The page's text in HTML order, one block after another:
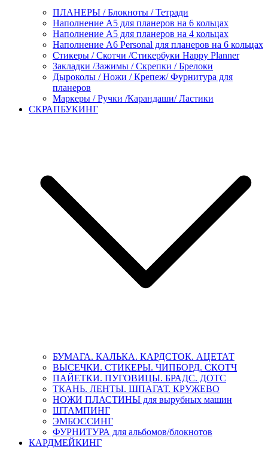
ПЛАНЕРЫ / Блокноты / Тетради
Наполнение А5 для планеров на 6 кольцах
Наполнение А5 для планеров на 4 кольцах
Наполнение А6 Personal для планеров на 6 кольцах
Стикеры / Скотчи /Стикербуки Happy Planner
Закладки /Зажимы / Скрепки / Брелоки
Дыроколы / Ножи / Крепеж/ Фурнитура для
планеров
Маркеры / Ручки /Карандаши/ Ластики
СКРАПБУКИНГ
БУМАГА. КАЛЬКА. КАРДСТОК. АЦЕТАТ
ВЫСЕЧКИ. СТИКЕРЫ. ЧИПБОРД. СКОТЧ
ПАЙЕТКИ. ПУГОВИЦЫ. БРАДС. ДОТС
ТКАНЬ. ЛЕНТЫ. ШПАГАТ. КРУЖЕВО
НОЖИ ПЛАСТИНЫ для вырубных машин
ШТАМПИНГ
ЭМБОССИНГ
ФУРНИТУРА для альбомов/блокнотов
КАРДМЕЙКИНГ